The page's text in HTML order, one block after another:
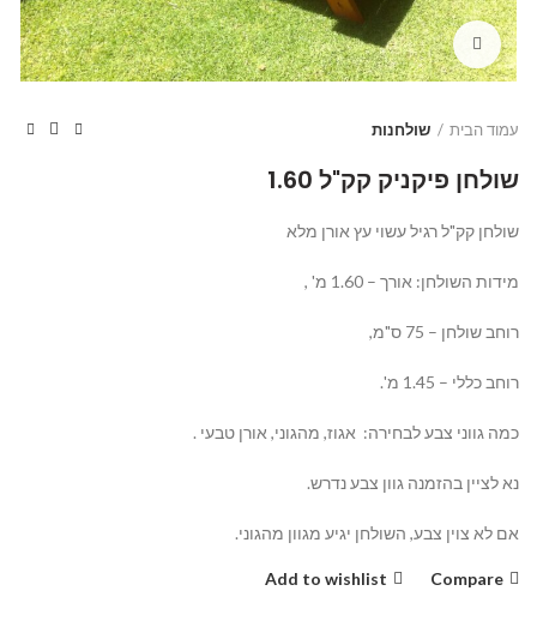
Click to enlarge
עמוד הבית שולחנות
שולחן פיקניק קק"ל 1.60
שולחן קק"ל רגיל עשוי עץ אורן מלא
מידות השולחן: אורך – 1.60 מ' ,
רוחב שולחן – 75 ס"מ,
רוחב כללי – 1.45 מ'.
כמה גווני צבע לבחירה: אגוז, מהגוני, אורן טבעי .
נא לציין בהזמנה גוון צבע נדרש.
אם לא צוין צבע, השולחן יגיע מגוון מהגוני.
Compare
Add to wishlist